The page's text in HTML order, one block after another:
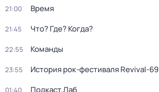
21:00 Время
21:45 Что? Где? Когда?
22:55 Команды
23:55 История рок-фестиваля Revival-69
01:40 Подкаст.Лаб